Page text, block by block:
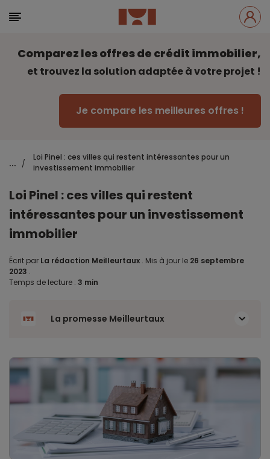
Comparez les offres de crédit immobilier,
et trouvez la solution adaptée à votre projet !
Je compare les meilleures offres !
... /
Loi Pinel : ces villes qui restent intéressantes pour un
investissement immobilier
Loi Pinel : ces villes qui restent
intéressantes pour un investissement
immobilier
Écrit par La rédaction Meilleurtaux . Mis à jour le 26 septembre
2023 .
Temps de lecture : 3 min
La promesse Meilleurtaux